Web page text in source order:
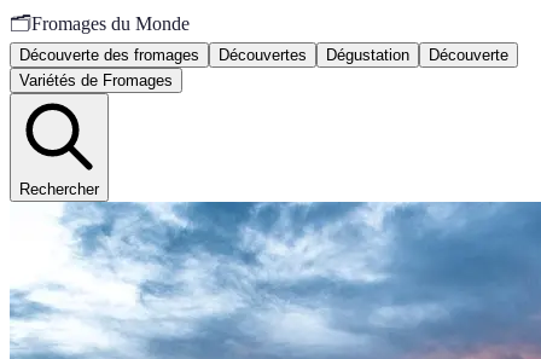
🗂️Fromages du Monde
Découverte des fromages Découvertes Dégustation
Découverte
Variétés de Fromages
Rechercher